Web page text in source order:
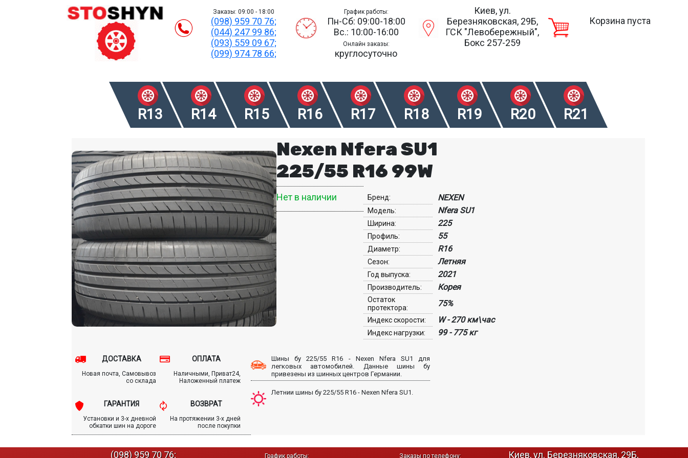
Заказы: 09:00 - 18:00
(098) 959 70 76;
(044) 247 99 86;
(093) 559 09 67;
(099) 974 78 66;
График работы:
Пн-Сб: 09:00-18:00
Вс.: 10:00-16:00
Онлайн заказы:
круглосуточно
Киев, ул.
Березняковская, 29Б,
ГСК "Левобережный",
Бокс 257-259
Корзина пуста
R13 R14 R15 R16 R17 R18 R19 R20 R21
Nexen Nfera SU1
225/55 R16 99W
Нет в наличии Бренд: NEXEN
Модель: Nfera SU1
Ширина: 225
Профиль: 55
Диаметр: R16
Сезон: Летняя
Год выпуска: 2021
Производитель: Корея
Остаток
протектора:
75%
Индекс скорости: W - 270 км\час
Индекс нагрузки: 99 - 775 кг
ДОСТАВКА
Новая почта, Самовывоз
со склада
ОПЛАТА
Наличными, Приват24,
Наложенный платеж
ГАРАНТИЯ
Установки и 3-х дневной
обкатки шин на дороге
ВОЗВРАТ
На протяжении 3-х дней
после покупки
Шины бу 225/55 R16 - Nexen Nfera SU1 для
легковых автомобилей. Данные шины бу
привезены из шинных центров Германии.
Летнии шины бу 225/55 R16 - Nexen Nfera SU1.
(098) 959 70 76; График работы: Заказы по телефону: Киев, ул. Березняковская, 29Б,